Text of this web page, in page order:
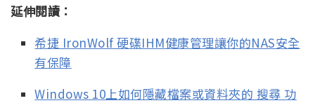
延伸閱讀：
希捷 IronWolf 硬碟IHM健康管理讓你的NAS安全
有保障
Windows 10上如何隱藏檔案或資料夾的 搜尋 功